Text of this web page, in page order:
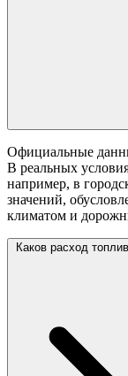
Официальные
В реальных
например, в
значений,
климатом и
Каков расход